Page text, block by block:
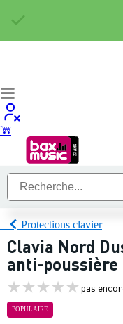
Protections clavier
Clavia Nord
anti-
pas
POPULAIRE